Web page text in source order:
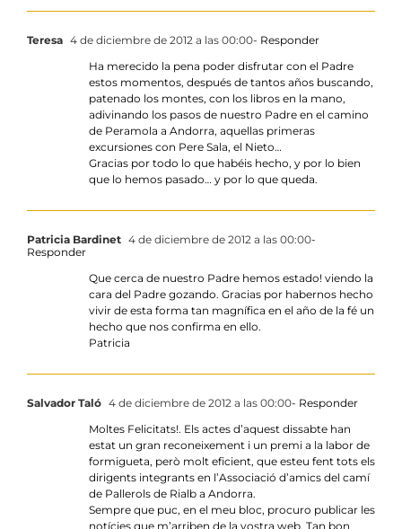
Teresa 4 de diciembre de 2012 a las 00:00- Responder
Ha merecido la pena poder disfrutar con el Padre
estos momentos, después de tantos años buscando,
patenado los montes, con los libros en la mano,
adivinando los pasos de nuestro Padre en el camino
de Peramola a Andorra, aquellas primeras
excursiones con Pere Sala, el Nieto…
Gracias por todo lo que habéis hecho, y por lo bien
que lo hemos pasado… y por lo que queda.
Patricia Bardinet 4 de diciembre de 2012 a las 00:00-
Responder
Que cerca de nuestro Padre hemos estado! viendo la
cara del Padre gozando. Gracias por habernos hecho
vivir de esta forma tan magnífica en el año de la fé un
hecho que nos confirma en ello.
Patricia
Salvador Taló 4 de diciembre de 2012 a las 00:00- Responder
Moltes Felicitats!. Els actes d’aquest dissabte han
estat un gran reconeixement i un premi a la labor de
formigueta, però molt eficient, que esteu fent tots els
dirigents integrants en l’Associació d’amics del camí
de Pallerols de Rialb a Andorra.
Sempre que puc, en el meu bloc, procuro publicar les
notícies que m’arriben de la vostra web. Tan bon